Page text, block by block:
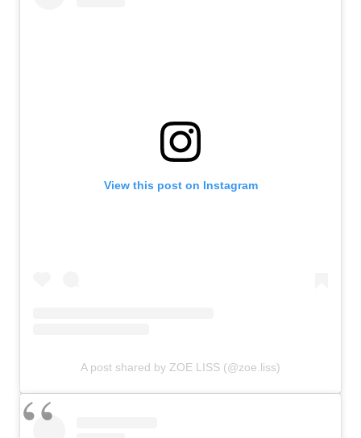
View this post on Instagram
A post shared by ZOE LISS (@zoe.liss)